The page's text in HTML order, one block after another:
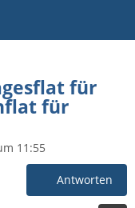
für
für
11:55
Antworten